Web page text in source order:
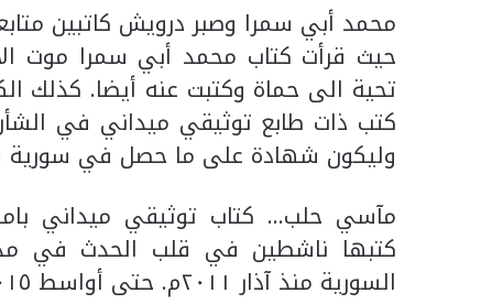
محمد أبي سمرا وصبر درويش كاتبين
حيث قرأت كتاب محمد أبي سمرا موت
تحية الى حماة وكتبت عنه أيضا. كذلك
كتب ذات طابع توثيقي ميداني في
وليكون شهادة على ما حصل في سورية
مآسي حلب… كتاب توثيقي ميداني
كتبها ناشطين في قلب الحدث في
السورية منذ آذار ٢٠١١م. حتى أواسط ٢٠١٥م.